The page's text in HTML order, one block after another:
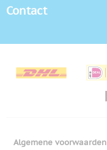
Contact
Algemene voorwaarden